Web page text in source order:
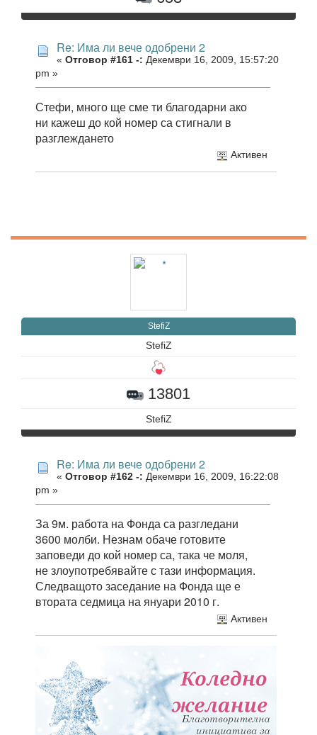
Re: Има ли вече одобрени 2
« Отговор #161 -: Декември 16, 2009, 15:57:20
pm »
Стефи, много ще сме ти благодарни ако
ни кажеш до кой номер са стигнали в
разглеждането
Активен
StefiZ
StefiZ
13801
StefiZ
Re: Има ли вече одобрени 2
« Отговор #162 -: Декември 16, 2009, 16:22:08
pm »
За 9м. работа на Фонда са разгледани
3600 молби. Незнам обаче готовите
заповеди до кой номер са, така че моля,
не злоупотребявайте с тази информация.
Следващото заседание на Фонда ще е
втората седмица на януари 2010 г.
Активен